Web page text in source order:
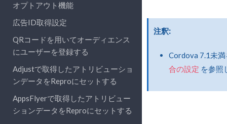
オプトアウト機能
広告ID取得設定
QRコードを用いてオーディエンス
にユーザーを登録する
Adjustで取得したアトリビューショ
ンデータをReproにセットする
AppsFlyerで取得したアトリビュー
ションデータをReproにセットする
注釈
Cordova 7.1未
合の設定 を参照